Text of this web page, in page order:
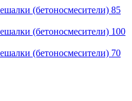
(бетоносмесители) 85
(бетоносмесители) 100
(бетоносмесители) 70